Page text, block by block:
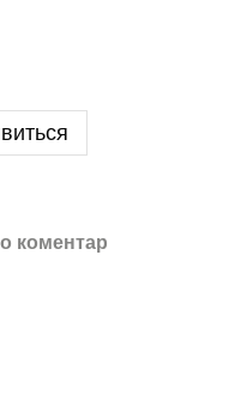
коментар